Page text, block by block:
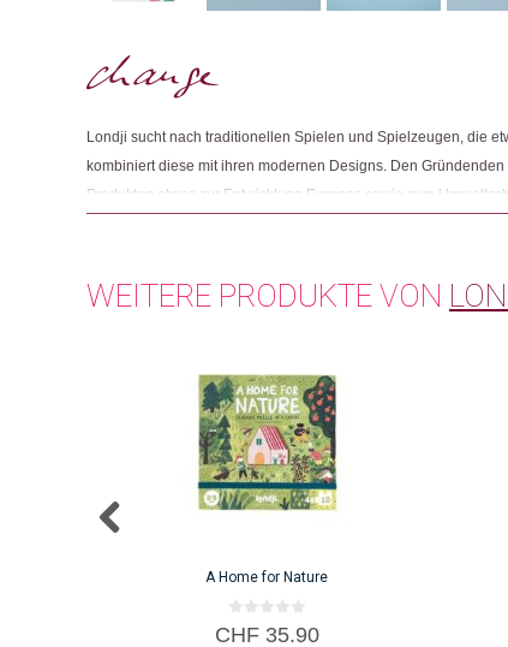
Londji sucht nach traditionellen Spielen und Spielzeugen, die
kombiniert diese mit ihren modernen Designs. Den
Produkten etwas zur Entwicklung Europas sowie zum
WEITERE PRODUKTE VON
A Home for Nature
0
v
CHF35.90